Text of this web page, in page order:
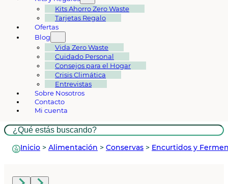
Kits Ahorro Zero Waste
Tarjetas Regalo
Ofertas
Blog
Vida Zero Waste
Cuidado Personal
Consejos para el Hogar
Crisis Climática
Entrevistas
Sobre Nosotros
Contacto
Mi cuenta
Buscar
Inicio > Alimentación > Conservas > Encurtidos y